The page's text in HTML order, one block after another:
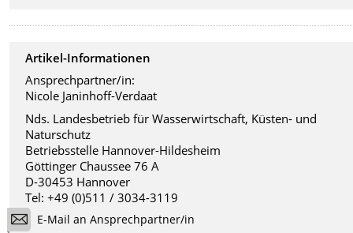
Artikel-Informationen
Ansprechpartner/in:
Nicole Janinhoff-Verdaat
Nds. Landesbetrieb für Wasserwirtschaft, Küsten- und
Naturschutz
Betriebsstelle Hannover-Hildesheim
Göttinger Chaussee 76 A
D-30453 Hannover
Tel: +49 (0)511 / 3034-3119
E-Mail an Ansprechpartner/in